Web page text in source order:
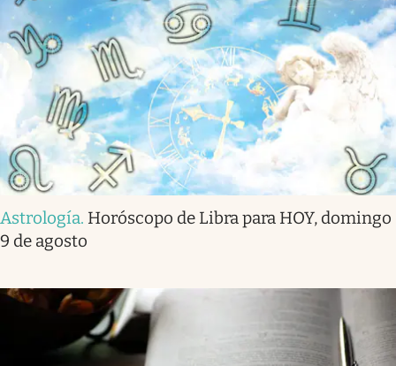
Astrología. Horóscopo de Libra para HOY, domingo
9 de agosto